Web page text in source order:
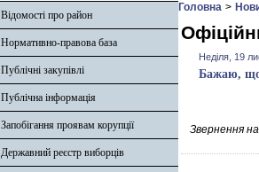
Відомості про район
Нормативно-правова база
Публічні закупівлі
Публічна інформація
Запобігання проявам корупції
Державний реєстр виборців
Головна >
Неділя, 19
Бажаю,
Звернення